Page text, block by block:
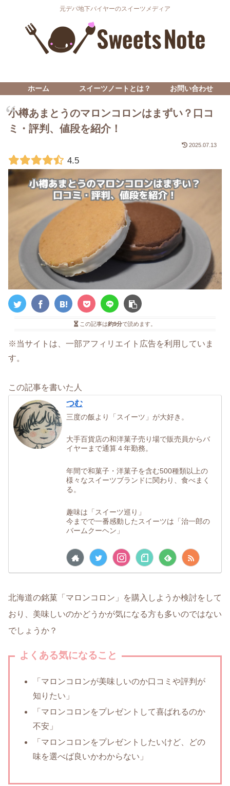
元デパ地下バイヤーのスイーツメディア
ホーム スイーツノートとは？ お問い合わせ
小樽あまとうのマロンコロンはまずい？口コ
ミ・評判、値段を紹介！
2025.07.13
4.5
この記事は約9分で読めます。
※当サイトは、一部アフィリエイト広告を利用していま
す。
この記事を書いた人
つむ
三度の飯より「スイーツ」が大好き。
大手百貨店の和洋菓子売り場で販売員からバ
イヤーまで通算４年勤務。
年間で和菓子・洋菓子を含む500種類以上の
様々なスイーツブランドに関わり、食べまく
る。
趣味は「スイーツ巡り」
今までで一番感動したスイーツは「治一郎の
バームクーヘン」
北海道の銘菓「マロンコロン」を購入しようか検討をして
おり、美味しいのかどうかが気になる方も多いのではない
でしょうか？
よくある気になること
「マロンコロンが美味しいのか口コミや評判が
知りたい」
「マロンコロンをプレゼントして喜ばれるのか
不安」
「マロンコロンをプレゼントしたいけど、どの
味を選べば良いかわからない」